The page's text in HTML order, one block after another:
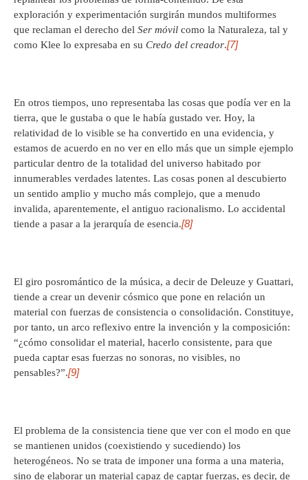
exploración y experimentación surgirán mundos multiformes
que reclaman el derecho del Ser móvil como la Naturaleza, tal y
como Klee lo expresaba en su Credo del creador.[7]
En otros tiempos, uno representaba las cosas que podía ver en la
tierra, que le gustaba o que le había gustado ver. Hoy, la
relatividad de lo visible se ha convertido en una evidencia, y
estamos de acuerdo en no ver en ello más que un simple ejemplo
particular dentro de la totalidad del universo habitado por
innumerables verdades latentes. Las cosas ponen al descubierto
un sentido amplio y mucho más complejo, que a menudo
invalida, aparentemente, el antiguo racionalismo. Lo accidental
tiende a pasar a la jerarquía de esencia.[8]
El giro posromántico de la música, a decir de Deleuze y Guattari,
tiende a crear un devenir cósmico que pone en relación un
material con fuerzas de consistencia o consolidación. Constituye,
por tanto, un arco reflexivo entre la invención y la composición:
“¿cómo consolidar el material, hacerlo consistente, para que
pueda captar esas fuerzas no sonoras, no visibles, no
pensables?”.[9]
El problema de la consistencia tiene que ver con el modo en que
se mantienen unidos (coexistiendo y sucediendo) los
heterogéneos. No se trata de imponer una forma a una materia,
sino de elaborar un material capaz de captar fuerzas, es decir, de